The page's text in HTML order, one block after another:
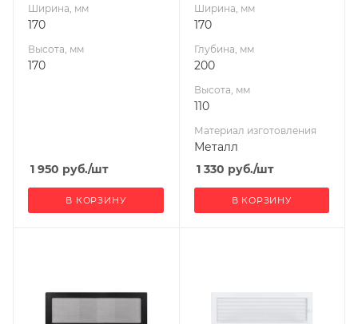
Ширина, мм
170
Высота, мм
170
1 950 руб./шт
В КОРЗИНУ
Ширина, мм
170
Глубина, мм
200
Высота, мм
110
Материал изготовления
Металл
1 330 руб./шт
В КОРЗИНУ